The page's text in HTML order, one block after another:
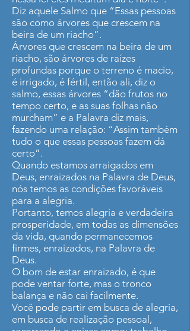
Diz aquele Salmo que “Essas pessoas
são como árvores que crescem na
beira de um riacho”.
Árvores que crescem na beira de um
riacho, são árvores de raízes
profundas porque o terreno é macio,
é irrigado, é fértil, então ali, diz o
salmo, essas árvores “dão frutos no
tempo certo, e as suas folhas não
murcham” e a Palavra diz mais,
fazendo uma relação: “Assim também
tudo o que essas pessoas fazem dá
certo”.
Quando estamos arraigados em
Deus, enraizados na Palavra de Deus,
nós temos as condições favoráveis
para a alegria.
Portanto, temos alegria e verdadeira
prosperidade, em todas as dimensões
da vida, quando permanecemos
firmes, enraizados, na Palavra de
Deus.
O bom de estar enraizado, é que
pode ventar forte, mas o tronco
balança e não cai facilmente.
Você pode partir em busca de alegria,
em busca de realização pessoal,